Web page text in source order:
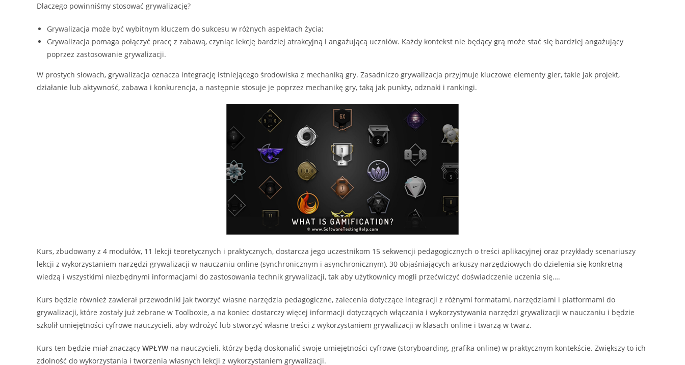
Dlaczego powinniśmy stosować grywalizację?
Grywalizacja może być wybitnym kluczem do sukcesu w różnych aspektach życia;
Grywalizacja pomaga połączyć pracę z zabawą, czyniąc lekcję bardziej atrakcyjną i angażującą uczniów. Każdy kontekst nie będący grą może stać się bardziej angażujący
poprzez zastosowanie grywalizacji.
W prostych słowach, grywalizacja oznacza integrację istniejącego środowiska z mechaniką gry. Zasadniczo grywalizacja przyjmuje kluczowe elementy gier, takie jak projekt,
działanie lub aktywność, zabawa i konkurencja, a następnie stosuje je poprzez mechanikę gry, taką jak punkty, odznaki i rankingi.
Kurs, zbudowany z 4 modułów, 11 lekcji teoretycznych i praktycznych, dostarcza jego uczestnikom 15 sekwencji pedagogicznych o treści aplikacyjnej oraz przykłady scenariuszy
lekcji z wykorzystaniem narzędzi grywalizacji w nauczaniu online (synchronicznym i asynchronicznym), 30 objaśniających arkuszy narzędziowych do dzielenia się konkretną
wiedzą i wszystkimi niezbędnymi informacjami do zastosowania technik grywalizacji, tak aby użytkownicy mogli przećwiczyć doświadczenie uczenia się….
Kurs będzie również zawierał przewodniki jak tworzyć własne narzędzia pedagogiczne, zalecenia dotyczące integracji z różnymi formatami, narzędziami i platformami do
grywalizacji, które zostały już zebrane w Toolboxie, a na koniec dostarczy więcej informacji dotyczących włączania i wykorzystywania narzędzi grywalizacji w nauczaniu i będzie
szkolił umiejętności cyfrowe nauczycieli, aby wdrożyć lub stworzyć własne treści z wykorzystaniem grywalizacji w klasach online i twarzą w twarz.
Kurs ten będzie miał znaczący WPŁYW na nauczycieli, którzy będą doskonalić swoje umiejętności cyfrowe (storyboarding, grafika online) w praktycznym kontekście. Zwiększy to ich
zdolność do wykorzystania i tworzenia własnych lekcji z wykorzystaniem grywalizacji.